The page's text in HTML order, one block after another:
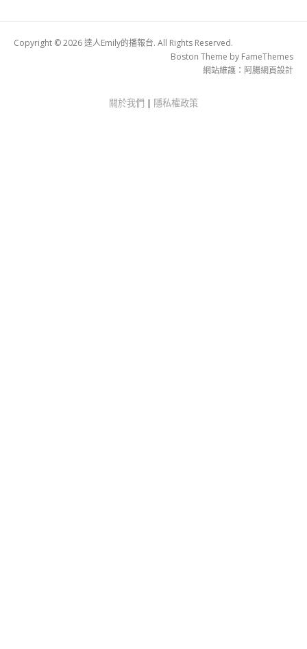
Copyright © 2026 達人Emily的播報台. All Rights Reserved.
Boston Theme by FameThemes
網站維護： 阿腸網頁設計
關於我們 | 隱私權政策